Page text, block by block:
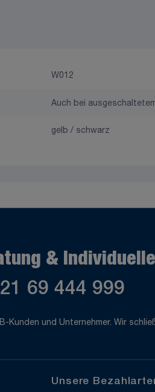
W012
Auch bei
gelb / schwarz
&
69 444 999
und Unternehmer. Wir
Unsere